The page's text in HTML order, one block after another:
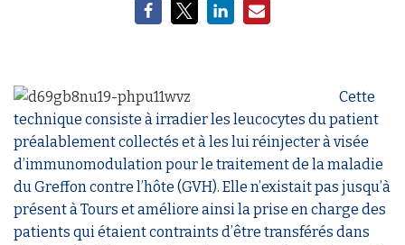
Cette
technique consiste à irradier les leucocytes du patient
préalablement collectés et à les lui réinjecter à visée
d’immunomodulation pour le traitement de la maladie
du Greffon contre l’hôte (GVH). Elle n’existait pas jusqu’à
présent à Tours et améliore ainsi la prise en charge des
patients qui étaient contraints d’être transférés dans